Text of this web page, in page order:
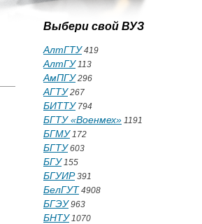
Выбери свой ВУЗ
АлтГТУ419
АлтГУ113
АмПГУ296
АГТУ267
БИТТУ794
БГТУ «Военмех» 1191
БГМУ172
БГТУ603
БГУ155
БГУИР391
БелГУТ 4908
БГЭУ963
БНТУ1070